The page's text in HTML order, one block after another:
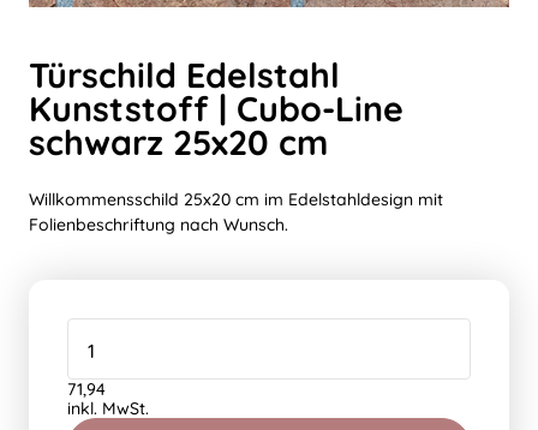
Türschild Edelstahl
Kunststoff | Cubo-Line
schwarz 25x20 cm
Willkommensschild 25x20 cm im Edelstahldesign mit
Folienbeschriftung nach Wunsch.
71,94
inkl. MwSt.